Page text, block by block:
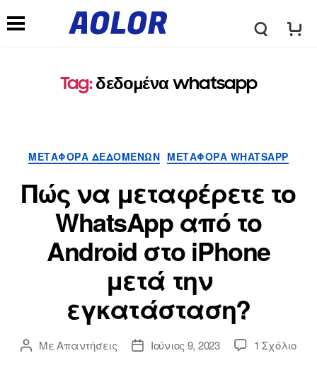
Λ
ό
τ
υ
π
ο
Tag: δεδομένα whatsapp
ΜΕΤΑΦΟΡΆ ΔΕΔΟΜΈΝΩΝ ΜΕΤΑΦΟΡΆ WHATSAPP
Πώς να μεταφέρετε το
WhatsApp από το
Android στο iPhone
μετά την
εγκατάσταση?
ΜεΑπαντήσεις Ιούνιος 9, 2023 1 Σχόλιο